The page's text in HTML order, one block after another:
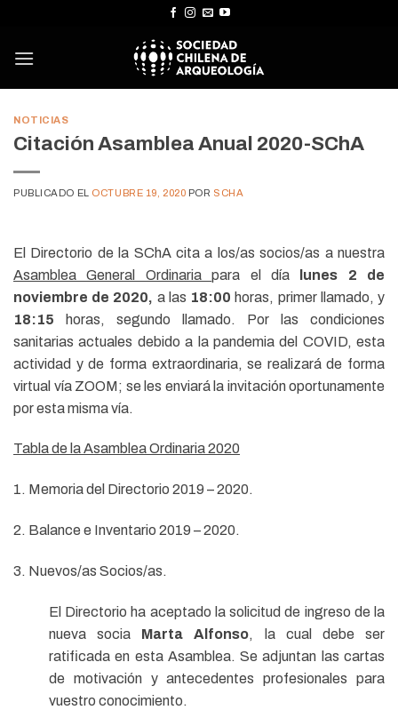
content
NOTICIAS
Citación Asamblea Anual 2020-SChA
PUBLICADO EL OCTUBRE 19, 2020 POR SCHA
El Directorio de la SChA cita a los/as socios/as a nuestra
Asamblea General Ordinariapara el día
lunes 2 de
noviembre de 2020, a las 18:00 horas, primer llamado, y
18:15 horas, segundo llamado. Por las condiciones
sanitarias actuales debido a la pandemia del COVID, esta
actividad y de forma extraordinaria, se realizará de forma
virtual vía ZOOM; se les enviará la invitación oportunamente
por esta misma vía.
Tabla de la Asamblea Ordinaria 2020
1. Memoria del Directorio 2019 – 2020.
2. Balance e Inventario 2019 – 2020.
3. Nuevos/as Socios/as.
El Directorio ha aceptado la solicitud de ingreso de la
nueva socia Marta Alfonso, la cual debe ser
ratificada en esta Asamblea. Se adjuntan las cartas
de motivación y antecedentes profesionales para
vuestro conocimiento.